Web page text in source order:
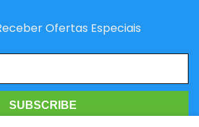
Ofertas Especiais